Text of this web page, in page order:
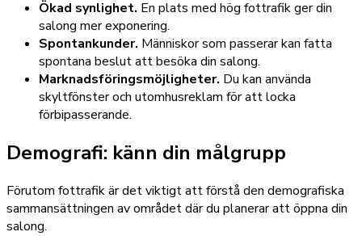
Ökad synlighet. En plats med hög fottrafik ger din
salong mer exponering.
Spontankunder. Människor som passerar kan fatta
spontana beslut att besöka din salong.
Marknadsföringsmöjligheter. Du kan använda
skyltfönster och utomhusreklam för att locka
förbipasserande.
Demografi: känn din målgrupp
Förutom fottrafik är det viktigt att förstå den demografiska
sammansättningen av området där du planerar att öppna din
salong.